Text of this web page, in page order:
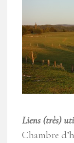
Liens (très)
Chambre